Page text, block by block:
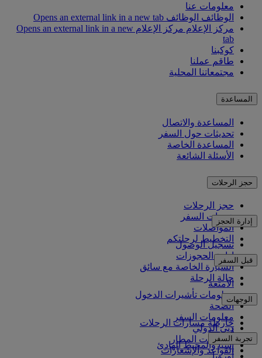
معلومات عنا
الوظائف الوظائف Opens an external link in a new tab
مركز الإعلام
مركز الإعلام Opens an external link in a new
tab
كوكبنا
طاقم عملنا
مجتمعاتنا المحلية
المساعدة
المساعدة والاتصال
تحديثات حول السفر
المساعدة الخاصة
الأسئلة الشائعة
حجز الرحلات
حجز الرحلات
خدمات السفر
المواصلات
التخطيط لرحلتكم
إدارة الحجز
تسجيل الوصول
إدارة الحجوزات
السيارة الخاصة مع سائق
حالة الرحلة
قبل السفر
الأمتعة
معلومات تأشيرات الدخول
الصحة
معلومات السفر
دبي الدولي
مواصلات المطار
القواعد والإشعارات
الوجهات
خارطة مسارات الرحلات
أفريقيا
آسيا والمحيط الهادئ
أوروبا
تجربة السفر